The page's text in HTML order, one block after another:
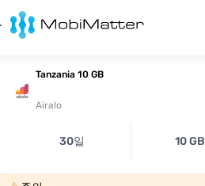
Tanzania 10 GB
Airalo
30일 10 GB